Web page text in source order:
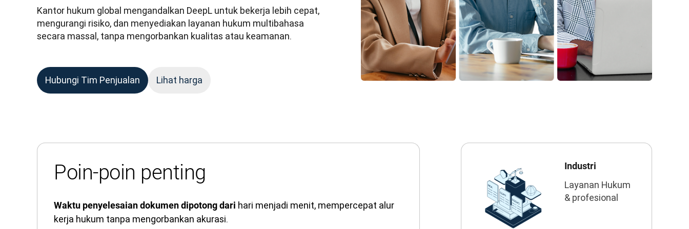
Kantor hukum global mengandalkan DeepL untuk bekerja lebih cepat,
mengurangi risiko, dan menyediakan layanan hukum multibahasa
secara massal, tanpa mengorbankan kualitas atau keamanan.
Hubungi Tim Penjualan Lihat harga
Poin-poin penting
Waktu penyelesaian dokumen dipotong dari hari menjadi menit, mempercepat alur
kerja hukum tanpa mengorbankan akurasi.
Industri
Layanan Hukum
& profesional